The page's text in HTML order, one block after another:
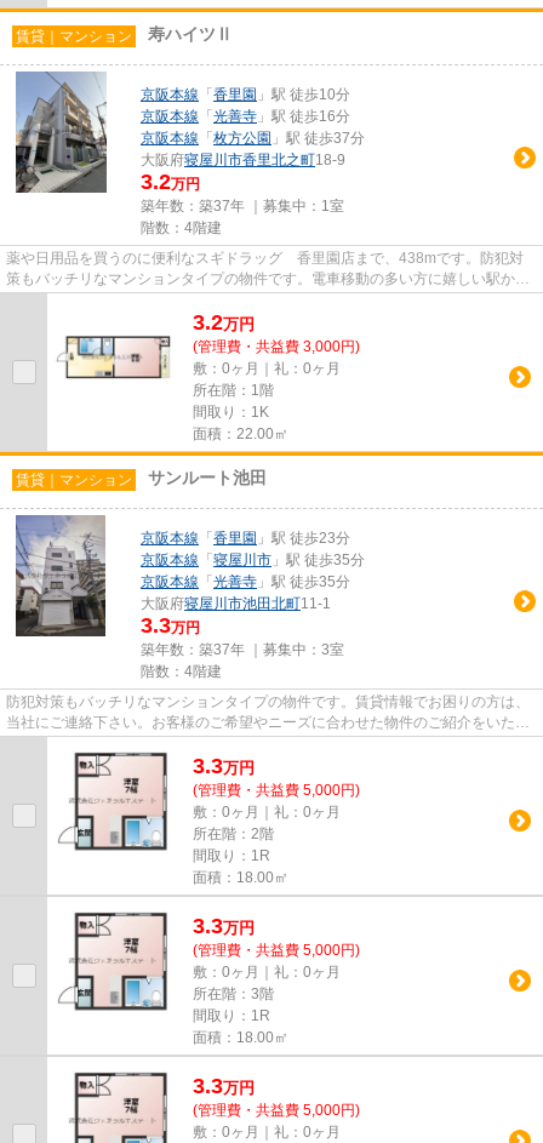
賃貸｜マンション 寿ハイツⅡ
京阪本線 「 香里園 」駅 徒歩10分
京阪本線 「 光善寺 」駅 徒歩16分
京阪本線 「 枚方公園 」駅 徒歩37分
大阪府寝屋川市香里北之町18-9
3.2万円
築年数：築37年 ｜募集中： 1室
階数：4階建
薬や日用品を買うのに便利なスギドラッグ 香里園店まで、438mです。防犯対
策もバッチリなマンションタイプの物件です。電車移動の多い方に嬉しい駅から
3.2万円
(管理費・共益費 3,000円)
敷：0ヶ月｜礼：0ヶ月
所在階：1階
間取り：1K
面積：22.00㎡
賃貸｜マンション サンルート池田
京阪本線 「 香里園 」駅 徒歩23分
京阪本線 「 寝屋川市 」駅 徒歩35分
京阪本線 「 光善寺 」駅 徒歩35分
大阪府寝屋川市池田北町11-1
3.3万円
築年数：築37年 ｜募集中： 3室
階数：4階建
防犯対策もバッチリなマンションタイプの物件です。賃貸情報でお困りの方は、
当社にご連絡下さい。お客様のご希望やニーズに合わせた物件のご紹介をいたし
3.3万円
(管理費・共益費 5,000円)
敷：0ヶ月｜礼：0ヶ月
所在階：2階
間取り：1R
面積：18.00㎡
3.3万円
(管理費・共益費 5,000円)
敷：0ヶ月｜礼：0ヶ月
所在階：3階
間取り：1R
面積：18.00㎡
3.3万円
(管理費・共益費 5,000円)
敷：0ヶ月｜礼：0ヶ月